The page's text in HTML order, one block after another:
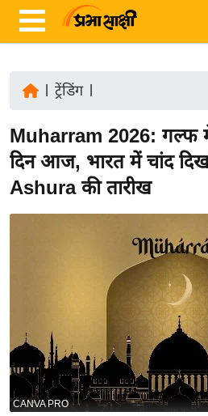
ज़ा
ख
ब
र
र्रा
य
बि
ट्रेंडिंग|
Muharram 2026: गल्फ में
दिन आज, भारत में चांद
Ashura की तारीख
CANVA PRO